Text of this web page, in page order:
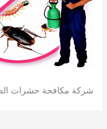
شركة مكافحة حشرات